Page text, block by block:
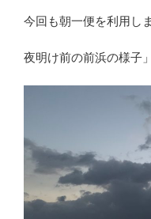
今回も朝一便を利用し
夜明け前の前浜の様子